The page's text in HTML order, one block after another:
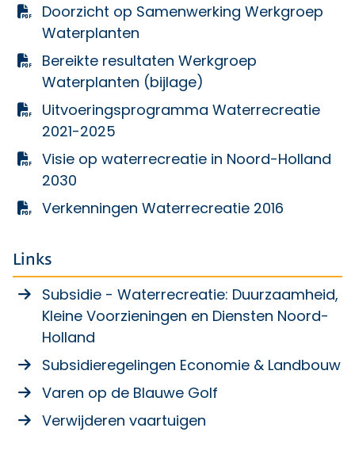
Doorzicht op Samenwerking Werkgroep
Waterplanten
Bereikte resultaten Werkgroep
Waterplanten (bijlage)
Uitvoeringsprogramma Waterrecreatie
2021-2025
Visie op waterrecreatie in Noord-Holland
2030
Verkenningen Waterrecreatie 2016
Links
Subsidie - Waterrecreatie: Duurzaamheid,
Kleine Voorzieningen en Diensten Noord-
Holland
Subsidieregelingen Economie & Landbouw
Varen op de Blauwe Golf
Verwijderen vaartuigen